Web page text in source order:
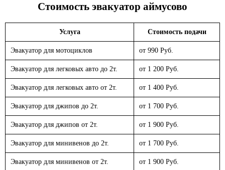
Стоимость эвакуатор аймусово
Услуга Стоимость подачи
Эвакуатор для мотоциклов от 990 Руб.
Эвакуатор для легковых авто до 2т. от 1 200 Руб.
Эвакуатор для легковых авто от 2т. от 1 400 Руб.
Эвакуатор для джипов до 2т. от 1 700 Руб.
Эвакуатор для джипов от 2т. от 1 900 Руб.
Эвакуатор для минивенов до 2т. от 1 700 Руб.
Эвакуатор для минивенов от 2т. от 1 900 Руб.